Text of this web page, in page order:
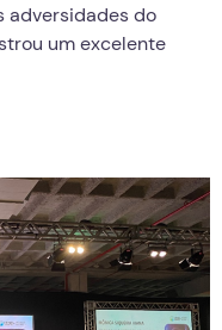
adversidades do
um excelente